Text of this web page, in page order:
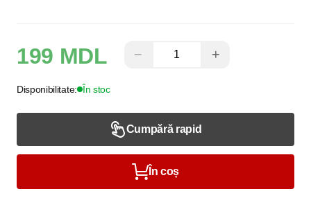
199 MDL − +
Disponibilitate: În stoc
Cumpără rapid
În coș